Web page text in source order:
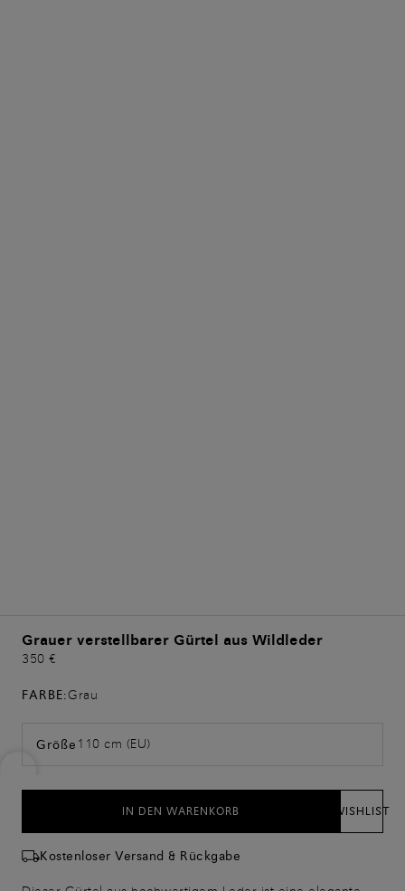
Grauer verstellbarer Gürtel aus Wildleder
350 €
FARBE:Grau
Größe 110 cm (EU)
IN DEN WARENKORB WISHLIST
Kostenloser Versand & Rückgabe